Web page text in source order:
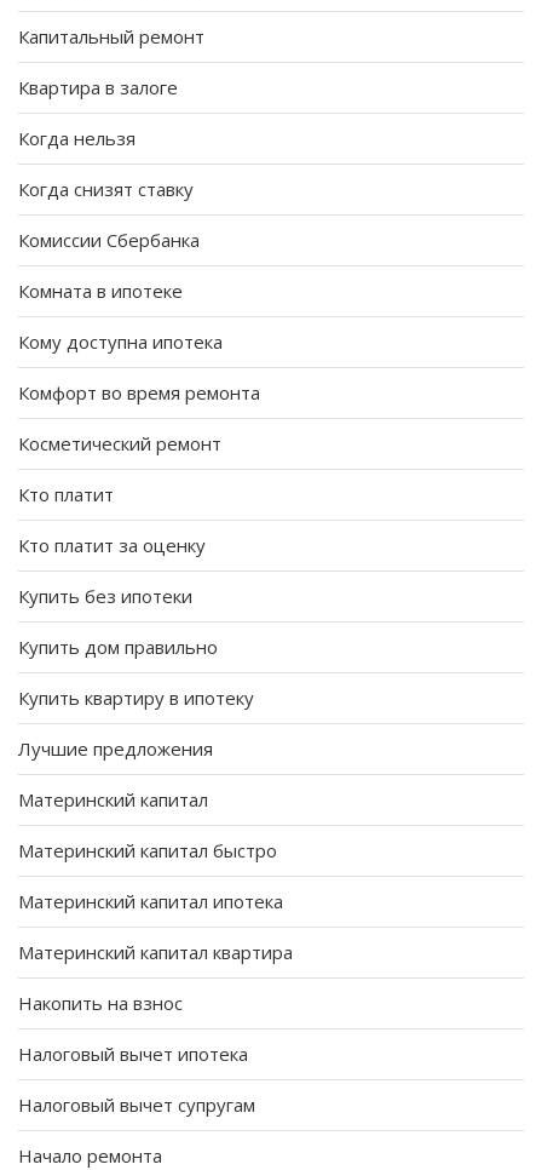
Капитальный ремонт
Квартира в залоге
Когда нельзя
Когда снизят ставку
Комиссии Сбербанка
Комната в ипотеке
Кому доступна ипотека
Комфорт во время ремонта
Косметический ремонт
Кто платит
Кто платит за оценку
Купить без ипотеки
Купить дом правильно
Купить квартиру в ипотеку
Лучшие предложения
Материнский капитал
Материнский капитал быстро
Материнский капитал ипотека
Материнский капитал квартира
Накопить на взнос
Налоговый вычет ипотека
Налоговый вычет супругам
Начало ремонта